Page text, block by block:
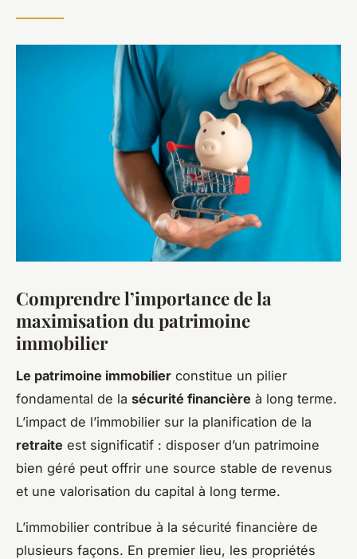
Comprendre l’importance de la
maximisation du patrimoine
immobilier
Le patrimoine immobilier constitue un pilier
fondamental de la sécurité financière à long terme.
L’impact de l’immobilier sur la planification de la
retraite est significatif : disposer d’un patrimoine
bien géré peut offrir une source stable de revenus
et une valorisation du capital à long terme.
L’immobilier contribue à la sécurité financière de
plusieurs façons. En premier lieu, les propriétés